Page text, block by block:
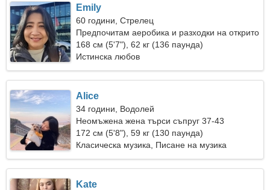
Emily
60 години, Стрелец
Предпочитам аеробика и разходки на открито
168 см (5'7"), 62 кг (136 паунда)
Истинска любов
Alice
34 години, Водолей
Неомъжена жена търси съпруг 37-43
172 см (5'8"), 59 кг (130 паунда)
Класическа музика, Писане на музика
Kate